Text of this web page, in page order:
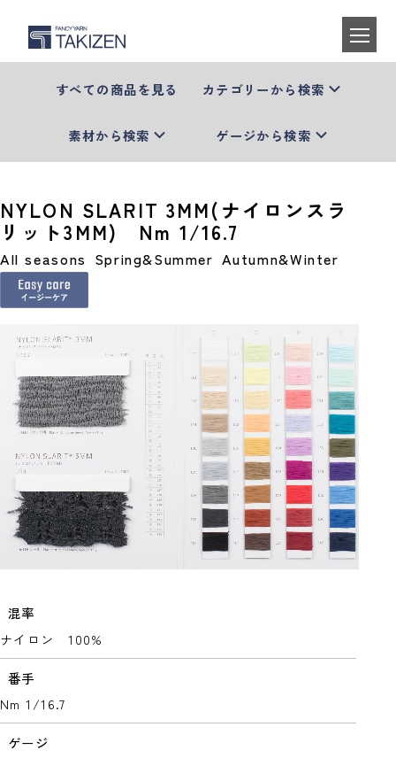
すべての商品を見る カテゴリーから検索
素材から検索 ゲージから検索
NYLON SLARIT 3MM(ナイロンスラ
リット3MM) Nm 1/16.7
All seasons Spring&Summer Autumn&Winter
混率
ナイロン 100%
番手
Nm 1/16.7
ゲージ